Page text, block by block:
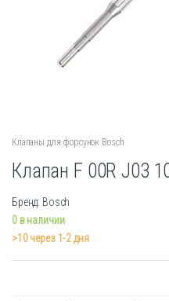
Клапаны для форсунок Bosch
Клапан F 00R J03
Бренд: Bosch
0 в наличии
>10 через 1-2 дня